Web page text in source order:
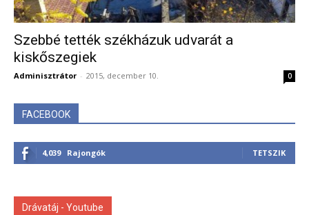
Szebbé tették székházuk udvarát a
kiskőszegiek
Adminisztrátor - 2015, december 10. 0
FACEBOOK
4,039 Rajongók TETSZIK
Drávatáj - Youtube